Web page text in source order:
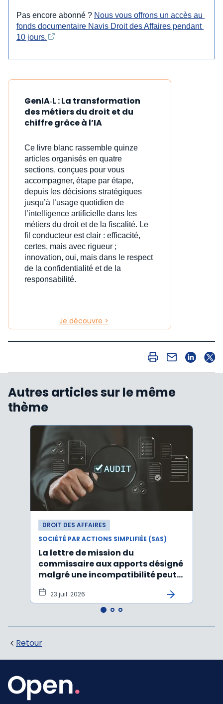
Pas encore abonné ? Nous vous offrons un accès au
fonds documentaire Navis Droit des Affaires pendant
10 jours.
GenIA‑L : La transformation
des métiers du droit et du
chiffre grâce à l’IA
Ce livre blanc rassemble quinze
articles organisés en quatre
sections, conçues pour vous
accompagner, étape par étape,
depuis les décisions stratégiques
jusqu’à l’usage quotidien de
l’intelligence artificielle dans les
métiers du droit et de la fiscalité. Le
fil conducteur est clair : efficacité,
certes, mais avec rigueur ;
innovation, oui, mais dans le respect
de la confidentialité et de la
responsabilité.
Je découvre >
Autres articles sur le même
thème
DROIT DES AFFAIRES
SOCIÉTÉ PAR ACTIONS SIMPLIFIÉE (SAS)
La lettre de mission du
commissaire aux apports désigné
malgré une incompatibilité peut
être annulée
23 juil. 2026
Retour